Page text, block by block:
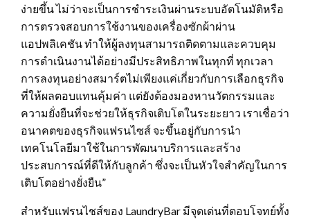
ง่ายขึ้น ไม่ว่าจะเป็นการชำระเงินผ่านระบบอัตโนมัติหรือ
การตรวจสอบการใช้งานของเครื่องซักผ้าผ่าน
แอปพลิเคชัน ทำให้ผู้ลงทุนสามารถติดตามและควบคุม
การดำเนินงานได้อย่างมีประสิทธิภาพในทุกที่ ทุกเวลา
การลงทุนอย่างสมาร์ตไม่เพียงแค่เกี่ยวกับการเลือกธุรกิจ
ที่ให้ผลตอบแทนคุ้มค่า แต่ยังต้องมองหานวัตกรรมและ
ความยั่งยืนที่จะช่วยให้ธุรกิจเติบโตในระยะยาว เราเชื่อว่า
อนาคตของธุรกิจแฟรนไซส์ จะขึ้นอยู่กับการนำ
เทคโนโลยีมาใช้ในการพัฒนาบริการและสร้าง
ประสบการณ์ที่ดีให้กับลูกค้า ซึ่งจะเป็นหัวใจสำคัญในการ
เติบโตอย่างยั่งยืน”
สำหรับแฟรนไชส์ของ LaundryBar มีจุดเด่นที่ตอบโจทย์ทั้ง